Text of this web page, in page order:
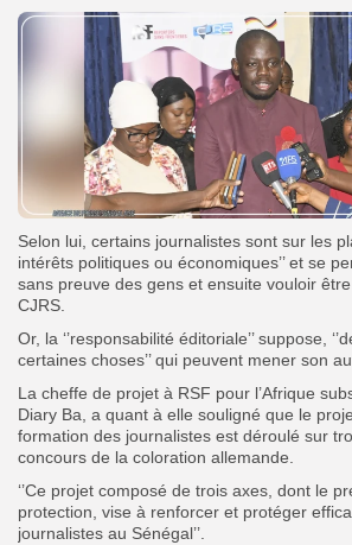
Selon lui, certains journalistes sont sur les
intérêts politiques ou économiques’’ et se
sans preuve des gens et ensuite vouloir
CJRS.
Or, la ‘’responsabilité éditoriale’’ suppose,
certaines choses’’ qui peuvent mener son
La cheffe de projet à RSF pour l’Afrique
Diary Ba, a quant à elle souligné que le
formation des journalistes est déroulé sur
concours de la coloration allemande.
‘’Ce projet composé de trois axes, dont le
protection, vise à renforcer et protéger
journalistes au Sénégal’’.